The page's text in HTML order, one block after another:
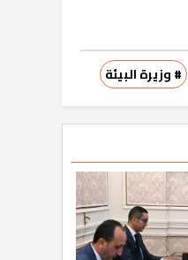
# وزيرة البيئة